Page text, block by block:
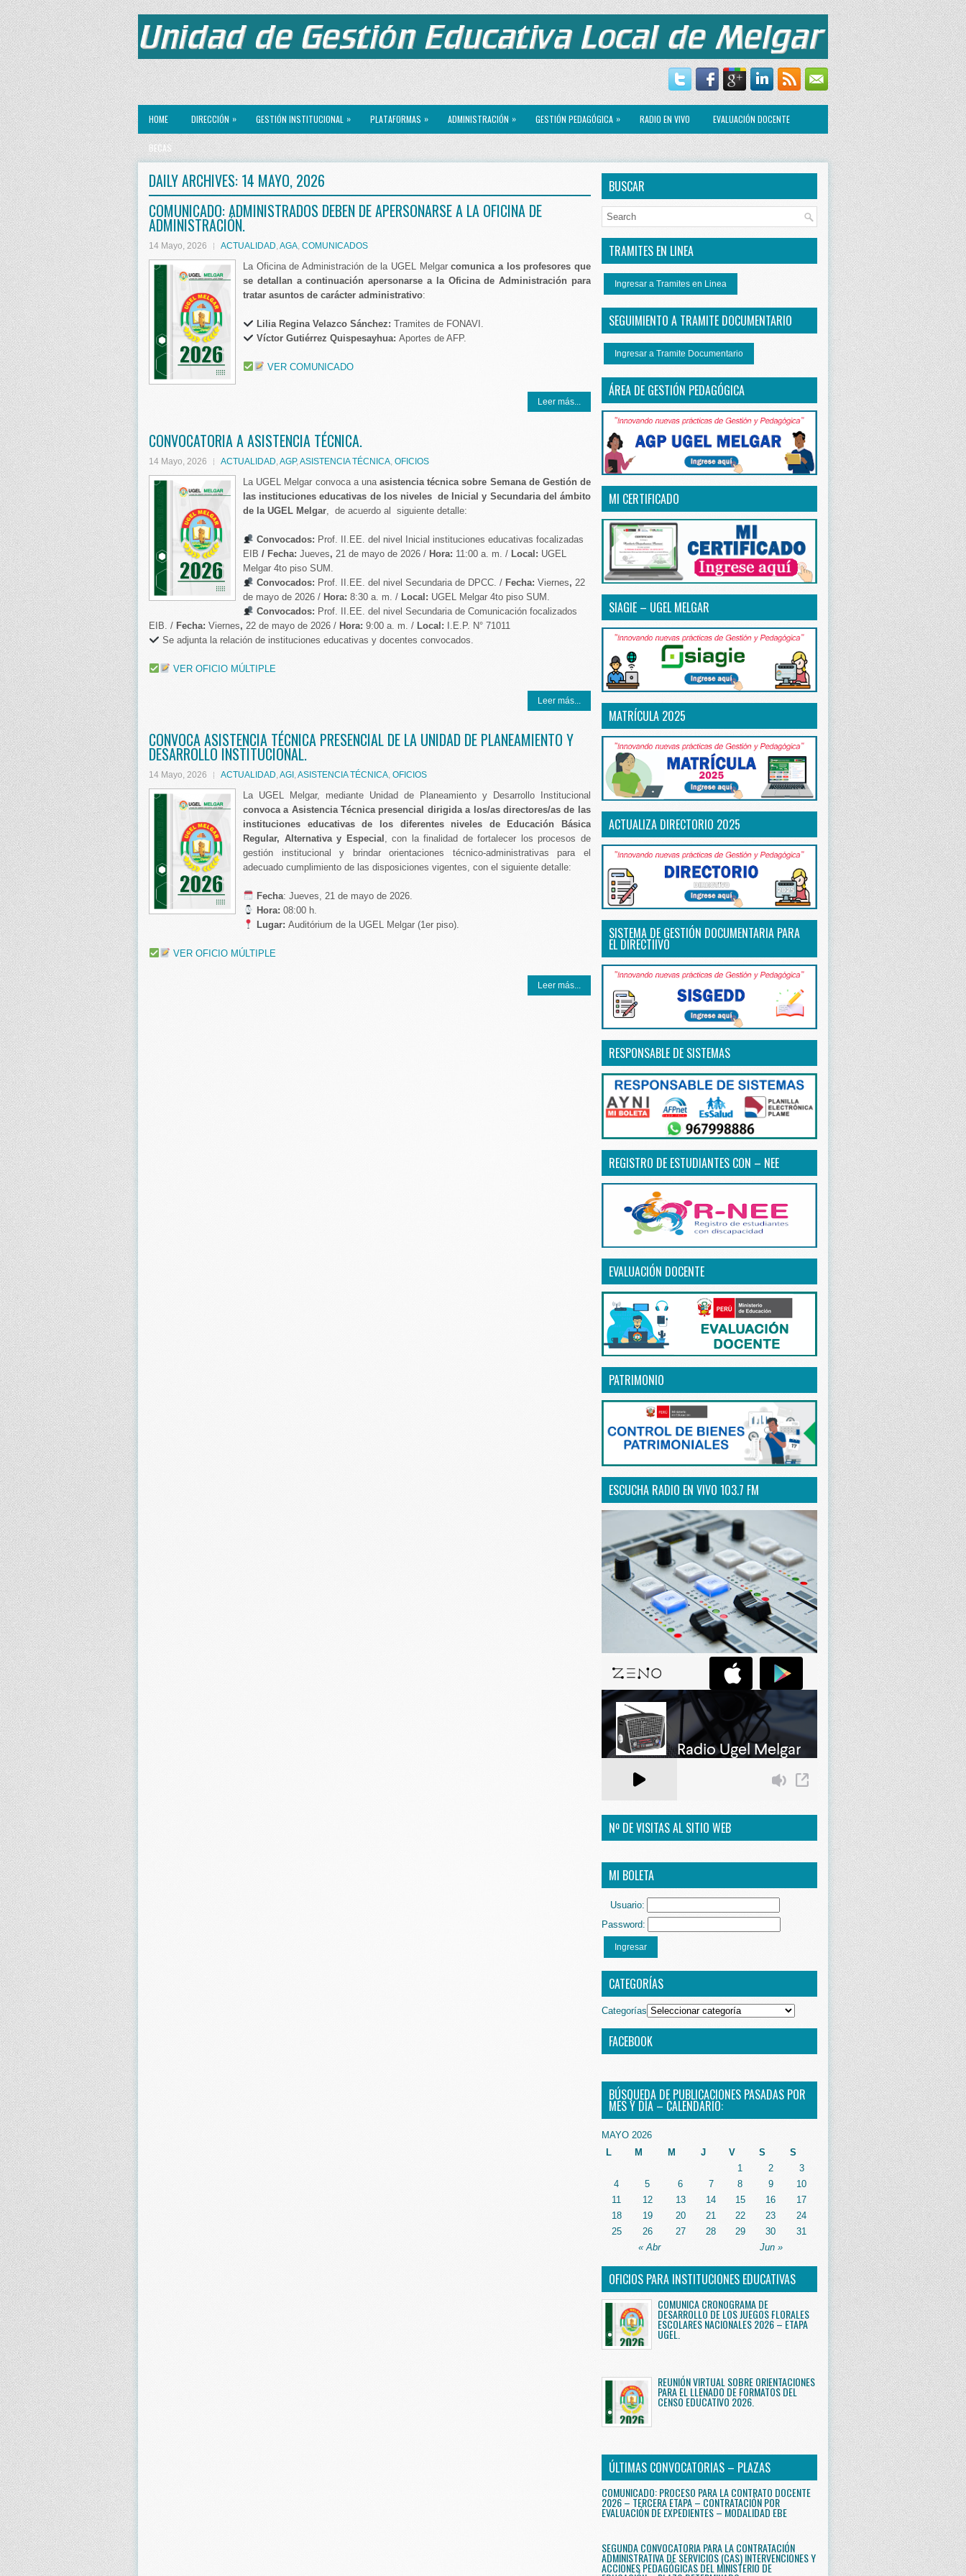
HOME DIRECCIÓN » GESTIÓN INSTITUCIONAL » PLATAFORMAS » ADMINISTRACIÓN » GESTIÓN PEDAGÓGICA » RADIO EN VIVO EVALUACIÓN DOCENTE
BECAS
DAILY ARCHIVES: 14 MAYO, 2026
COMUNICADO: ADMINISTRADOS DEBEN DE APERSONARSE A LA OFICINA DE
ADMINISTRACIÓN.
14 Mayo, 2026 ACTUALIDAD AGA COMUNICADOS
La Oficina de Administración de la UGEL Melgarcomunica a los profesores que
se detallan a continuación apersonarse a la Oficina de Administración para
tratar asuntos de carácter administrativo:
Lilia Regina Velazco Sánchez: Tramites de FONAVI.
Víctor Gutiérrez Quispesayhua: Aportes de AFP.
VER COMUNICADO
Leer más...
CONVOCATORIA A ASISTENCIA TÉCNICA.
14 Mayo, 2026 ACTUALIDAD,AGP,ASISTENCIA TÉCNICA, OFICIOS
La UGEL Melgar convoca a una asistencia técnica sobre Semana de Gestión de
las instituciones educativas de los niveles de Inicial y Secundaria del ámbito
de la UGEL Melgar, de acuerdo al siguiente detalle:
Convocados: Prof. II.EE. del nivel Inicial instituciones educativas focalizadas
EIB / Fecha: Jueves, 21 de mayo de 2026 / Hora: 11:00 a. m. / Local: UGEL
Melgar 4to piso SUM.
Convocados: Prof. II.EE. del nivel Secundaria de DPCC. / Fecha: Viernes, 22
de mayo de 2026 / Hora: 8:30 a. m. / Local: UGEL Melgar 4to piso SUM.
Convocados: Prof. II.EE. del nivel Secundaria de Comunicación focalizados
EIB. / Fecha: Viernes, 22 de mayo de 2026 / Hora: 9:00 a. m. / Local:
I.E.P. N° 71011
Se adjunta la relación de instituciones educativas y docentes convocados.
VER OFICIO MÚLTIPLE
Leer más...
CONVOCA ASISTENCIA TÉCNICA PRESENCIAL DE LA UNIDAD DE PLANEAMIENTO Y
DESARROLLO INSTITUCIONAL.
14 Mayo, 2026 ACTUALIDAD,AGI ,ASISTENCIA TÉCNICA, OFICIOS
La UGEL Melgar, mediante Unidad de Planeamiento y Desarrollo Institucional
convoca a Asistencia Técnica presencial dirigida a los/as directores/as de las
instituciones educativas de los diferentes niveles de Educación Básica
Regular, Alternativa y Especial , con la finalidad de fortalecer los procesos de
gestión institucional y brindar orientaciones técnico-administrativas para el
adecuado cumplimiento de las disposiciones vigentes, con el siguiente detalle:
️ Fecha: Jueves, 21 de mayo de 2026.
Hora: 08:00 h.
Lugar: Auditórium de la UGEL Melgar (1er piso).
VER OFICIO MÚLTIPLE
Leer más...
BUSCAR
TRAMITES EN LINEA
Ingresar a Tramites en Linea
SEGUIMIENTO A TRAMITE DOCUMENTARIO
Ingresar a Tramite Documentario
ÁREA DE GESTIÓN PEDAGÓGICA
MI CERTIFICADO
SIAGIE – UGEL MELGAR
MATRÍCULA 2025
ACTUALIZA DIRECTORIO 2025
SISTEMA DE GESTIÓN DOCUMENTARIA PARA
EL DIRECTIIVO
RESPONSABLE DE SISTEMAS
REGISTRO DE ESTUDIANTES CON – NEE
EVALUACIÓN DOCENTE
PATRIMONIO
ESCUCHA RADIO EN VIVO 103.7 FM
Nº DE VISITAS AL SITIO WEB
MI BOLETA
Usuario:
Password:
Ingresar
CATEGORÍAS
Categorías
FACEBOOK
BÚSQUEDA DE PUBLICACIONES PASADAS POR
MES Y DÍA – CALENDARIO:
MAYO 2026
L
M M J V S S
« Abr Jun »
1 2
3
4
5 6 7 8 9
10
11
12 13 14 15 16
17
18
19 20 21 22 23
24
25
26 27 28 29 30 31
OFICIOS PARA INSTITUCIONES EDUCATIVAS
COMUNICA CRONOGRAMA DE
DESARROLLO DE LOS JUEGOS FLORALES
ESCOLARES NACIONALES 2026 – ETAPA
UGEL.
REUNIÓN VIRTUAL SOBRE ORIENTACIONES
PARA EL LLENADO DE FORMATOS DEL
CENSO EDUCATIVO 2026.
ÚLTIMAS CONVOCATORIAS – PLAZAS
COMUNICADO: PROCESO PARA LA CONTRATO DOCENTE
2026 – TERCERA ETAPA – CONTRATACIÓN POR
EVALUACIÓN DE EXPEDIENTES – MODALIDAD EBE
SEGUNDA CONVOCATORIA PARA LA CONTRATACIÓN
ADMINISTRATIVA DE SERVICIOS (CAS) INTERVENCIONES Y
ACCIONES PEDAGÓGICAS DEL MINISTERIO DE